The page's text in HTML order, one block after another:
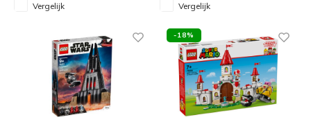
Vergelijk
Vergelijk
-18%